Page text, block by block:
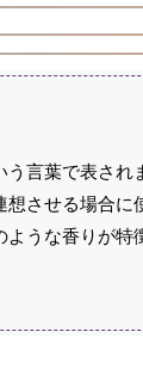
言葉で表され
させる場合に
うな香りが特